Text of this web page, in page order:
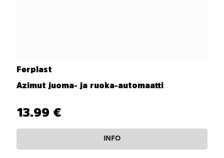
Ferplast
Azimut juoma- ja ruoka-automaatti
13.99 €
INFO